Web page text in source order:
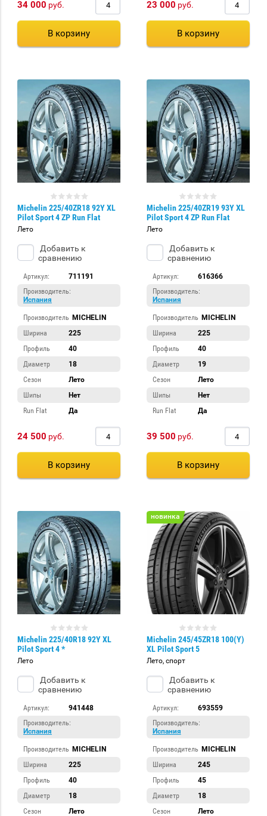
34 000 руб.
В корзину
23 000 руб.
В корзину
Michelin 225/40ZR18 92Y XL
Pilot Sport 4 ZP Run Flat
Лето
Добавить к
сравнению
Артикул:
711191
Производитель:
Испания
Производитель MICHELIN
Ширина
225
Профиль
40
Диаметр
18
Сезон
Лето
Шипы
Нет
Run Flat
Да
24 500 руб.
В корзину
Michelin 225/40ZR19 93Y XL
Pilot Sport 4 ZP Run Flat
Лето
Добавить к
сравнению
Артикул:
616366
Производитель:
Испания
Производитель MICHELIN
Ширина
225
Профиль
40
Диаметр
19
Сезон
Лето
Шипы
Нет
Run Flat
Да
39 500 руб.
В корзину
Michelin 225/40R18 92Y XL
Pilot Sport 4 *
Лето
Добавить к
сравнению
Артикул:
941448
Производитель:
Испания
Производитель MICHELIN
Ширина
225
Профиль
40
Диаметр
18
Сезон
Лето
новинка
Michelin 245/45ZR18 100(Y)
XL Pilot Sport 5
Лето, спорт
Добавить к
сравнению
Артикул:
693559
Производитель:
Испания
Производитель MICHELIN
Ширина
245
Профиль
45
Диаметр
18
Сезон
Лето